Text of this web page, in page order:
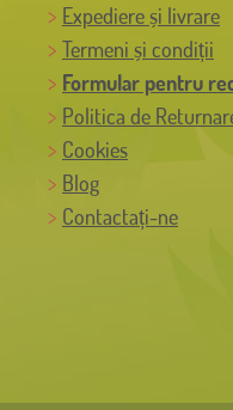
Expediere și livrare
Termeni și condiții
Formular pentru
Politica de
Cookies
Blog
Contactați-ne